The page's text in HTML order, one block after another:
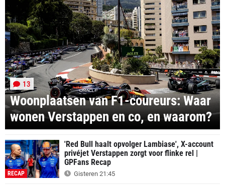
Woonplaatsen van F1-coureurs: Waar
wonen Verstappen en co, en waarom?
13
RECAP
'Red Bull haalt opvolger Lambiase', X-account
privéjet Verstappen zorgt voor flinke rel |
GPFans Recap
Gisteren 21:45